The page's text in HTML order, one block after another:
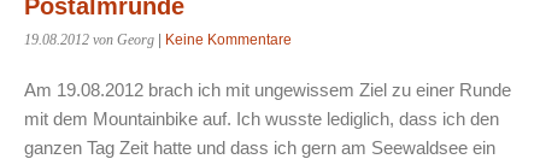
Postalmrunde
19.08.2012 von Georg Keine Kommentare
Am 19.08.2012 brach ich mit ungewissem Ziel zu einer Runde
mit dem Mountainbike auf. Ich wusste lediglich, dass ich den
ganzen Tag Zeit hatte und dass ich gern am Seewaldsee ein